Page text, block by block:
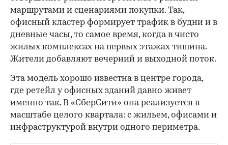
маршрутами и сценариями покупки. Так,
офисный кластер формирует трафик в будни и в
дневные часы, то самое время, когда в чисто
жилых комплексах на первых этажах тишина.
Жители добавляют вечерний и выходной поток.
Эта модель хорошо известна в центре города,
где ретейл у офисных зданий давно живет
именно так. В «СберСити» она реализуется в
масштабе целого квартала: с жильем, офисами и
инфраструктурой внутри одного периметра.